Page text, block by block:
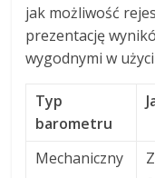
jak możliwość
prezentację
wygodnymi w
Typ
barometru
Mechaniczny